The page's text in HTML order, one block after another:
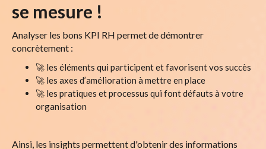
se mesure !
Analyser les bons KPI RH permet de démontrer
concrètement :
🚀 les éléments qui participent et favorisent vos succès
🚀 les axes d’amélioration à mettre en place
🚀 les pratiques et processus qui font défauts à votre
organisation
Ainsi, les insights permettent d'obtenir des informations